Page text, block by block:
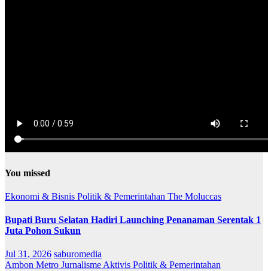
You missed
Ekonomi & Bisnis Politik & Pemerintahan The Moluccas
Bupati Buru Selatan Hadiri Launching Penanaman Serentak 1
Juta Pohon Sukun
Jul 31, 2026 saburomedia
Ambon Metro Jurnalisme Aktivis Politik & Pemerintahan